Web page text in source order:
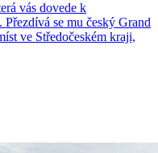
vás dovede k
se mu český Grand
ve Středočeském kraji,